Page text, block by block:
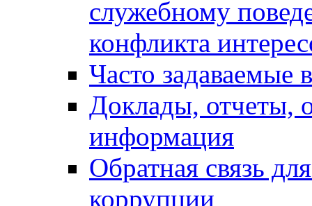
служебному
конфликта
Часто задаваемые
Доклады, отчеты,
информация
Обратная связь
коррупции